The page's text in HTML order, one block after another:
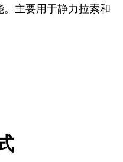
。主要用于静力拉索和